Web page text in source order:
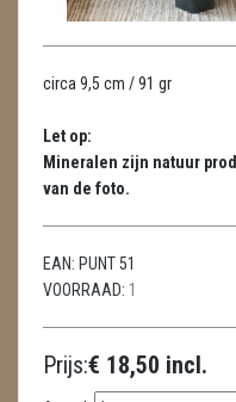
VLINDERS
WIEROOK, OLIE &
ZAKJES WATER ELIXERS
circa 9,5 cm / 91 gr
Let op:
Mineralen zijn natuur
van de foto.
EAN: PUNT 51
VOORRAAD: 1
Prijs:€ 18,50 incl.